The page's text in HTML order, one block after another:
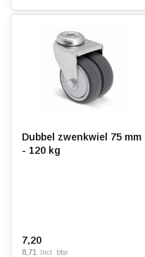
Dubbel zwenkwiel 75 mm
- 120 kg
7,20
8,71 Incl. btw